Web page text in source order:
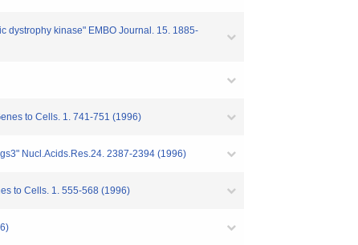
dystrophy kinase" EMBO Journal. 15. 1885-
to Cells. 1. 741-751 (1996)
Nucl.Acids.Res.24. 2387-2394 (1996)
to Cells. 1. 555-568 (1996)